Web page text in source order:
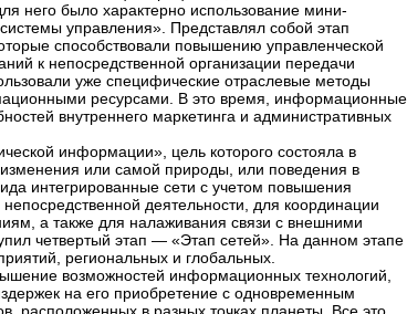
него было характерно использование мини-
управления». Представлял собой этап
способствовали повышению управленческой
к непосредственной организации передачи
уже специфические отраслевые методы
ресурсами. В это время, информационные
внутреннего маркетинга и административных
информации», цель которого состояла в
или самой природы, или поведения в
интегрированные сети с учетом повышения
деятельности, для координации
а также для налаживания связи с внешними
четвертый этап — «Этап сетей». На данном этапе
региональных и глобальных.
возможностей информационных технологий,
на его приобретение с одновременным